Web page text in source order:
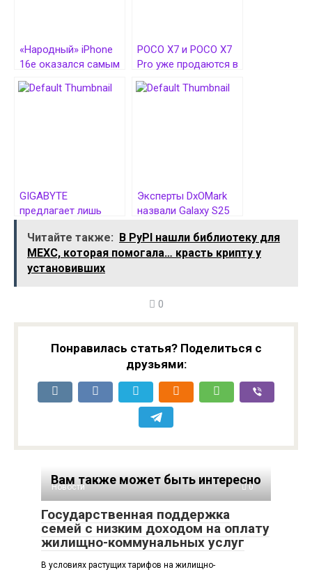
«Народный» iPhone
16e оказался самым
автономным iPhone c
6,1-дюймовым
POCO X7 и POCO X7
Pro уже продаются в
России — от 30 990
рублей
GIGABYTE
предлагает лишь
5080 по
рекомендованной
цене
Эксперты DxOMark
назвали Galaxy S25
лучшим экраном на
рынке
Читайте также: В PyPI нашли библиотеку для
MEXC, которая помогала… красть крипту у
установивших
0
Понравилась статья? Поделиться с
друзьями:
Вам также может быть интересно
Новости 0
Государственная поддержка
семей с низким доходом на оплату
жилищно-коммунальных услуг
В условиях растущих тарифов на жилищно-